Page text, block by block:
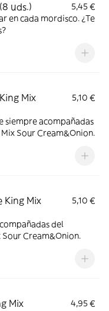
uds.)
5,45 €
en cada mordisco. ¿Te
Mix
5,10 €
Sour Cream&Onion.
King Mix
5,10 €
del
Cream&Onion.
Mix
4,95 €